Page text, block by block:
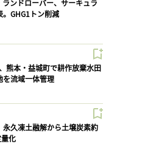
ランドローバー、サーキュラ
GHG1トン削減
熊本・益城町で耕作放棄水田
を流域一体管理
永久凍土融解から土壌炭素約
化